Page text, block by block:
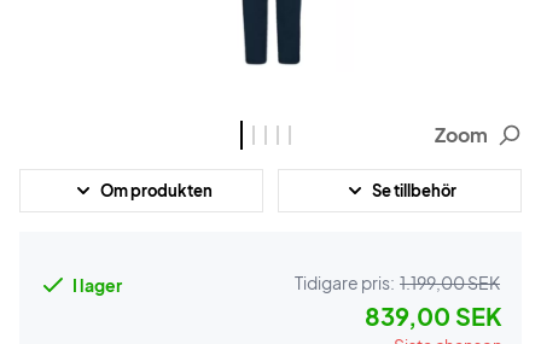
Zoom
Om produkten Se tillbehör
I lager Tidigare pris: 1.199,00 SEK
839,00 SEK